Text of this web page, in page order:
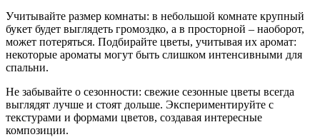
Учитывайте размер комнаты: в небольшой комнате крупный
букет будет выглядеть громоздко, а в просторной – наоборот,
может потеряться. Подбирайте цветы, учитывая их аромат:
некоторые ароматы могут быть слишком интенсивными для
спальни.
Не забывайте о сезонности: свежие сезонные цветы всегда
выглядят лучше и стоят дольше. Экспериментируйте с
текстурами и формами цветов, создавая интересные
композиции.